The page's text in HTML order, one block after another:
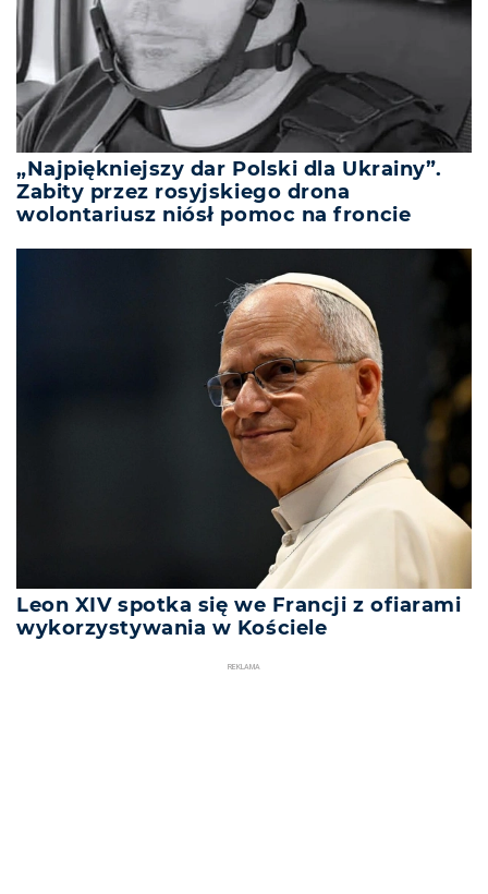
„Najpiękniejszy dar Polski dla Ukrainy”.
Zabity przez rosyjskiego drona
wolontariusz niósł pomoc na froncie
Leon XIV spotka się we Francji z ofiarami
wykorzystywania w Kościele
REKLAMA